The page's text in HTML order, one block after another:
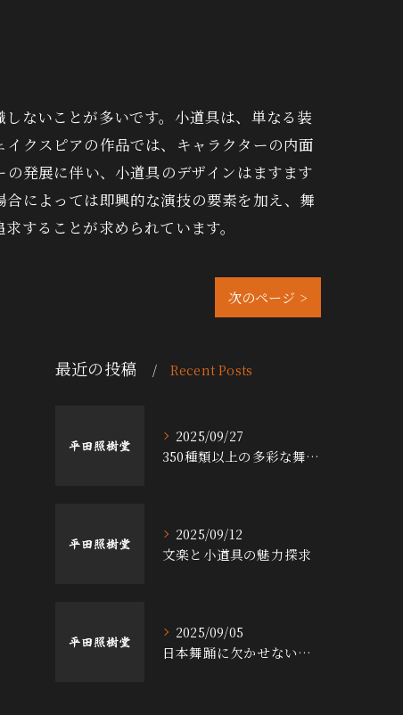
ないことが多いです。小道具は、単なる装
クスピアの作品では、キャラクターの内面
発展に伴い、小道具のデザインはますます
によっては即興的な演技の要素を加え、舞
することが求められています。
次のページ >
最近の投稿 Recent Posts
2025/09/27
350種類以上の多彩な舞台小道具の魅力
2025/09/12
文楽と小道具の魅力探求
2025/09/05
日本舞踊に欠かせない小道具の魅力